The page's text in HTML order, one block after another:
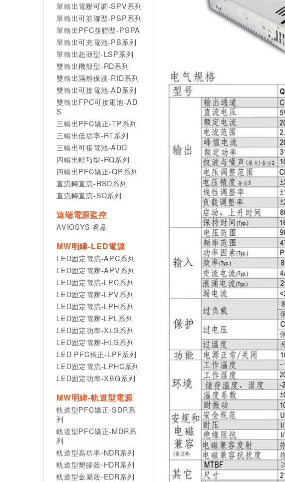
單輸出電壓可調-SPV系列
單輸出可並聯型-PSP系列
單輸出PFC並聯型-PSPA
單輸出可充電池-PB系列
單輸出超薄型-LSP系列
雙輸出機殼型-RD系列
雙輸出隔離保護-RID系列
雙輸出可接電池-AD系列
雙輸出FPC可接電池-AD
S
三輸出PFC矯正-TP系列
三輸出低功率-RT系列
三輸出可接電池-ADD
四輸出輕巧型-RQ系列
四輸出PFC矯正-QP系列
直流轉直流-RSD系列
直流轉直流-SD系列
遠端電源監控
AVIOSYS 睿意
MW明緯-LED電源
LED固定電流-APC系列
LED固定電壓-APV系列
LED固定電流-LPC系列
LED固定電壓-LPV系列
LED固定電流-LPH系列
LED固定電壓-LPL系列
LED固定功率-XLG系列
LED固定電壓-HLG系列
LED PFC矯正-LPF系列
LED固定電流-LPHC系列
LED固定功率-XBG系列
MW明緯-軌道型電源
軌道型PFC矯正-SDR系
列
軌道型PFC矯正-MDR系
列
軌道型高功率-NDR系列
軌道型塑膠殼-HDR系列
軌道型金屬殼-EDR系列